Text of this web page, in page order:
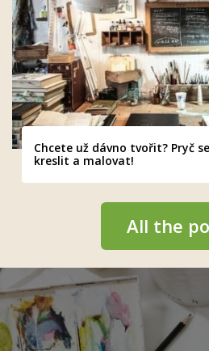
Chcete už dávno tvořit? Pryč
kreslit a malovat!
All the